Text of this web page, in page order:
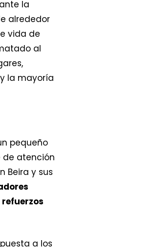
la
alrededor
vida de
al
la mayoría
pequeño
de atención
Beira y sus
refuerzos
a los